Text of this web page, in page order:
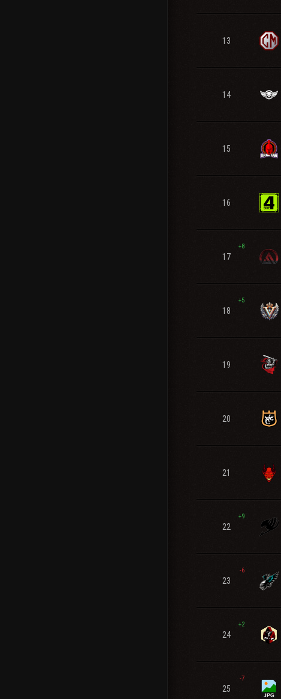
13
14
15
16
17
+8
18
+5
19
20
21
22
+9
23
-6
24
+2
25
-7